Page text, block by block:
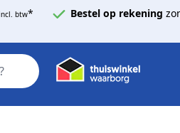
btw* Bestel op rekening
Zoek